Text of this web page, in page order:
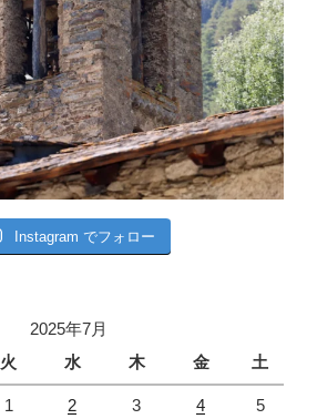
Instagram でフォロー
2025年7月
火 水 木 金 土
1 2 3 4 5